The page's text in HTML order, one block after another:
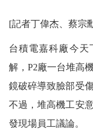
[記者丁偉杰、蔡宗
台積電嘉科廠今天
解，P2廠一台堆高
鏡破碎導致臉部受
不過，堆高機工安
發現場員工議論。